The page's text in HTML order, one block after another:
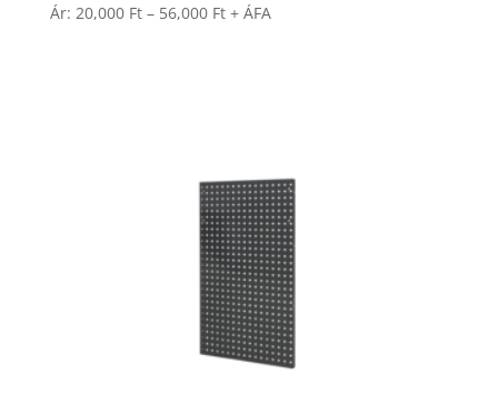
Ár: 20,000 Ft – 56,000 FtÁrtartomány:
+ ÁFA